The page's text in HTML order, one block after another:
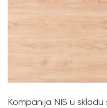
Kompanija NIS u